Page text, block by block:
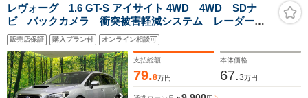
レヴォーグ 1.6 GT-S アイサイト 4WD 4WD SDナ
ビ バックカメラ 衝突被害軽減システム レーダーク
ルーズ 禁煙車 ドラレコ スマートキー LEDヘッ
ド ETC 純正18インチアルミ オートライト デュア
ルエアコン Bluetooth
販売店保証 購入プラン付 オンライン相談可
支払総額
79.8万円
本体価格
67.3万円